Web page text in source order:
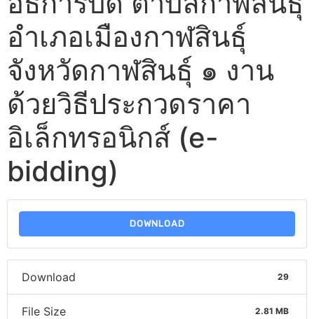
อำเภอเมืองกาฬสินธุ์
จังหวัดกาฬสินธุ์ ๑ งาน
ด้วยวิธีประกวดราคา
อิเล็กทรอนิกส์ (e-
bidding)
DOWNLOAD
Download 29
File Size 2.81 MB